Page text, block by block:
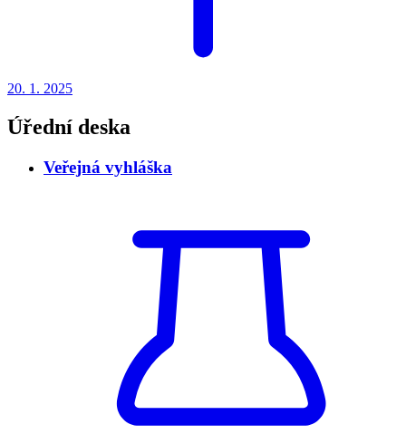
20. 1. 2025
Úřední deska
Veřejná vyhláška